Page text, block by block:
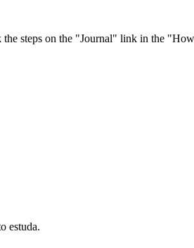
steps on the "Journal" link in the
estuda.